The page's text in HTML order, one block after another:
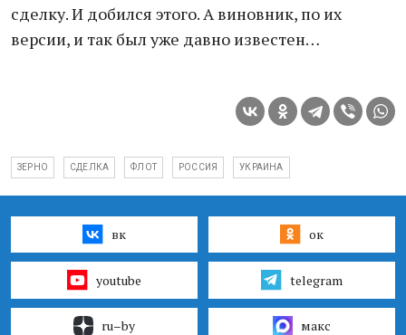
сделку. И добился этого. А виновник, по их
версии, и так был уже давно известен…
ЗЕРНО СДЕЛКА ФЛОТ РОССИЯ УКРАИНА
вк ок
youtube telegram
ru–by макс